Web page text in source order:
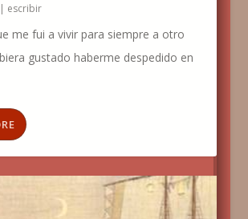
escribir
me fui a vivir para siempre a otro
gustado haberme despedido en